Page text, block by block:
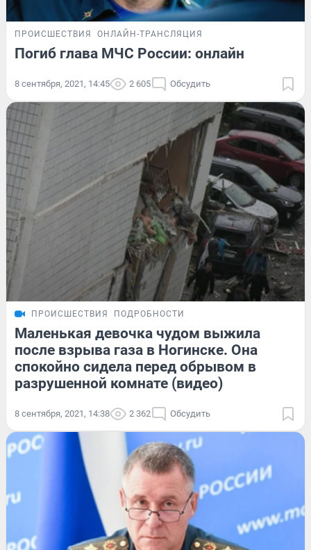
ПРОИСШЕСТВИЯ ОНЛАЙН-ТРАНСЛЯЦИЯ
Погиб глава МЧС России: онлайн
8 сентября, 2021, 14:45 2 605 Обсудить
ПРОИСШЕСТВИЯ ПОДРОБНОСТИ
Маленькая девочка чудом выжила
после взрыва газа в Ногинске. Она
спокойно сидела перед обрывом в
разрушенной комнате (видео)
8 сентября, 2021, 14:38 2 362 Обсудить